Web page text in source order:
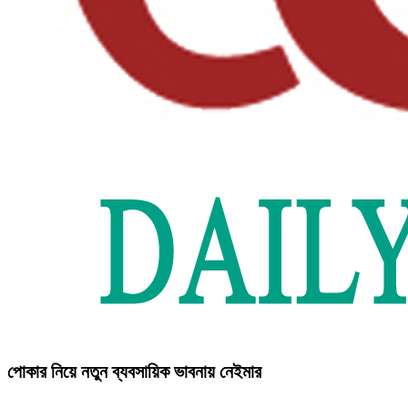
পোকার নিয়ে নতুন ব্যবসায়িক ভাবনায় নেইমার